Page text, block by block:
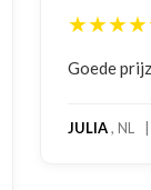
Goede
JULIA, NL |